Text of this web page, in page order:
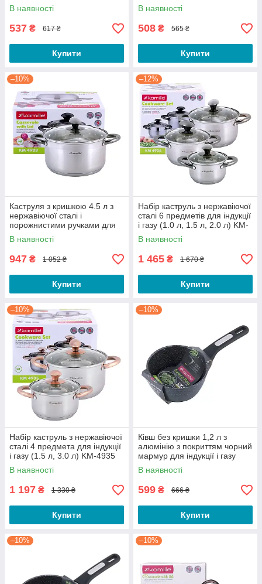
індукції і газу KM-4911
В наявності
537 ₴ 617 ₴
Купити
індукції і газу KM-4920
В наявності
508 ₴ 565 ₴
Купити
–10%
Каструля з кришкою 4.5 л з
нержавіючої сталі і
порожнистими ручками для
індукції і газу KM-4923
В наявності
947 ₴ 1 052 ₴
Купити
–12%
Набір каструль з нержавіючої
сталі 6 предметів для індукції
і газу (1.0 л, 1.5 л, 2.0 л) KM-
4926
В наявності
1 465 ₴ 1 670 ₴
Купити
–10%
Набір каструль з нержавіючої
сталі 4 предмета для індукції
і газу (1.5 л, 3.0 л) KM-4935
В наявності
1 197 ₴ 1 330 ₴
Купити
–10%
Ківш без кришки 1,2 л з
алюмінію з покриттям чорний
мармур для індукції і газу
KM-5379MR
В наявності
599 ₴ 666 ₴
Купити
–10% –10%